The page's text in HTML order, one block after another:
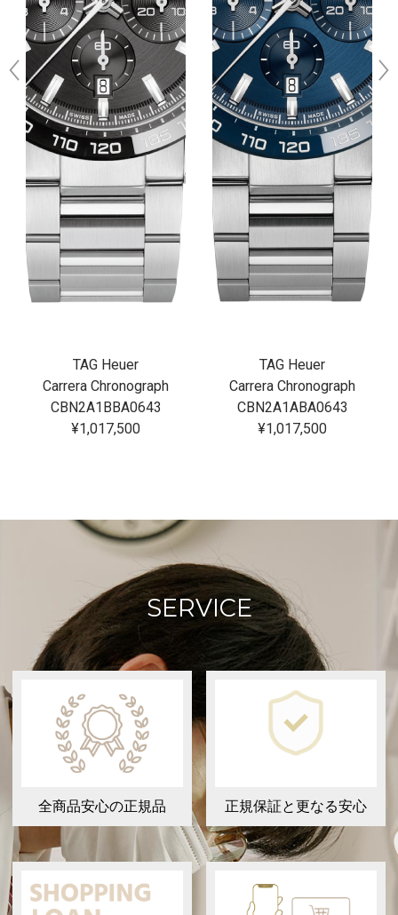
TAG Heuer
Carrera Chronograph
CBN2A1BBA0643
¥1,017,500
TAG Heuer
Carrera Chronograph
CBN2A1ABA0643
¥1,017,500
SERVICE
全商品安心の正規品 正規保証と更なる安心